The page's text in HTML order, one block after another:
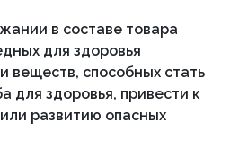
в составе товара
для здоровья
веществ, способных стать
для здоровья, привести к
развитию опасных